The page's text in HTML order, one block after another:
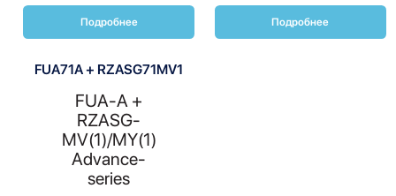
Подробнее Подробнее
FUA71A + RZASG71MV1
FUA-A +
RZASG-
MV(1)/MY(1)
Advance-
series